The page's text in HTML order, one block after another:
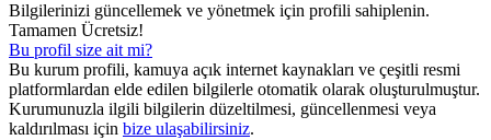
Bilgilerinizi güncellemek ve yönetmek için profili sahiplenin.
Tamamen Ücretsiz!
Bu profil size ait mi?
Bu kurum profili, kamuya açık internet kaynakları ve çeşitli resmi
platformlardan elde edilen bilgilerle otomatik olarak oluşturulmuştur.
Kurumunuzla ilgili bilgilerin düzeltilmesi, güncellenmesi veya
kaldırılması için bize ulaşabilirsiniz.